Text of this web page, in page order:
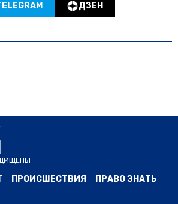
ДЗЕН
ПРОИСШЕСТВИЯ
ПРАВО ЗНАТЬ